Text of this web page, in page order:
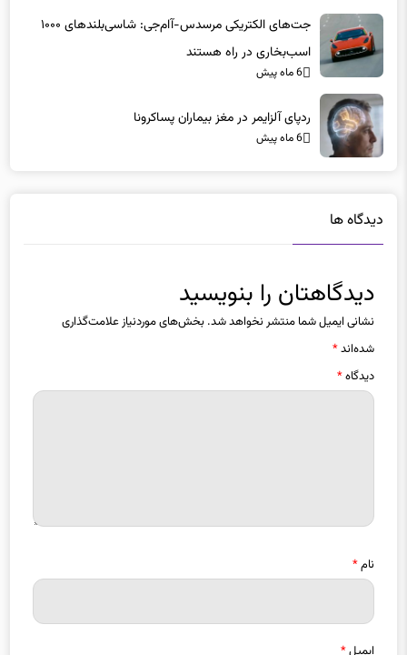
جت‌های الکتریکی مرسدس-آام‌جی: شاسی‌بلندهای ۱۰۰۰
اسب‌بخاری در راه هستند
6 ماه پیش
ردپای آلزایمر در مغز بیماران پساکرونا
6 ماه پیش
دیدگاه ها
دیدگاهتان را بنویسید
نشانی ایمیل شما منتشر نخواهد شد. بخش‌های موردنیاز علامت‌گذاری
شده‌اند*
دیدگاه*
نام*
ایمیل*